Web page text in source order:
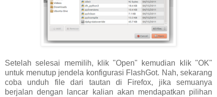
Setelah selesai memilih, klik "Open" kemudian klik "OK"
untuk menutup jendela konfigurasi FlashGot. Nah, sekarang
coba unduh file dari tautan di Firefox, jika semuanya
berjalan dengan lancar kalian akan mendapatkan pilihan